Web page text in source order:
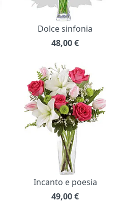
Dolce sinfonia
48,00€
Incanto e poesia
49,00€